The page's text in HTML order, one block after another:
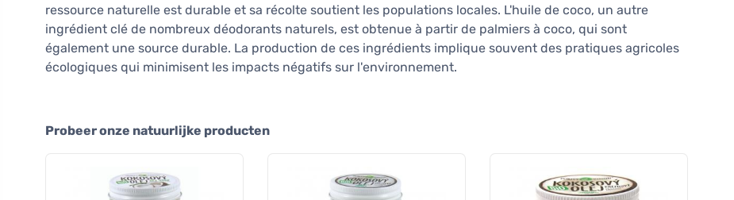
ressource naturelle est durable et sa récolte soutient les populations locales. L'huile de coco, un autre
ingrédient clé de nombreux déodorants naturels, est obtenue à partir de palmiers à coco, qui sont
également une source durable. La production de ces ingrédients implique souvent des pratiques agricoles
écologiques qui minimisent les impacts négatifs sur l'environnement.
Probeer onze natuurlijke producten